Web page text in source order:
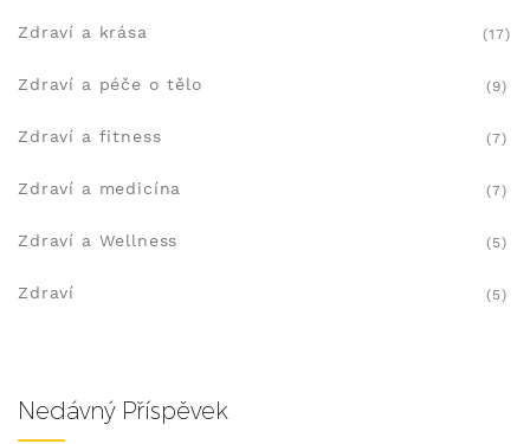
Zdraví a krása (17)
Zdraví a péče o tělo (9)
Zdraví a fitness (7)
Zdraví a medicína (7)
Zdraví a Wellness (5)
Zdraví (5)
Nedávný Příspěvek